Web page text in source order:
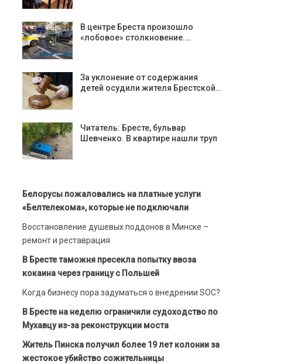
В центре Бреста произошло
«лобовое» столкновение.…
За уклонение от содержания
детей осудили жителя Брестской…
Читатель: Бресте, бульвар
Шевченко. В квартире нашли труп
Белорусы пожаловались на платные услуги
«Белтелекома», которые не подключали
Восстановление душевых поддонов в Минске –
ремонт и реставрация
В Бресте таможня пресекла попытку ввоза
кокаина через границу с Польшей
Когда бизнесу пора задуматься о внедрении SOC?
В Бресте на неделю ограничили судоходство по
Мухавцу из-за реконструкции моста
Житель Пинска получил более 19 лет колонии за
жестокое убийство сожительницы